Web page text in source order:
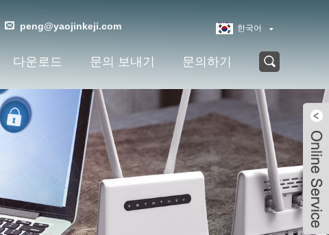
peng@yaojinkeji.com 한국어
다운로드 문의 보내기 문의하기